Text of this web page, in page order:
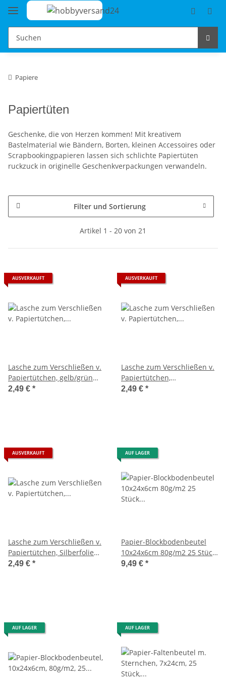
Papiere
Papiertüten
Geschenke, die von Herzen kommen! Mit kreativem
Bastelmaterial wie Bändern, Borten, kleinen Accessoires oder
Scrapbookingpapieren lassen sich schlichte Papiertüten
ruckzuck in originelle Geschenkverpackungen verwandeln.
Filter und Sortierung
Artikel 1 - 20 von 21
AUSVERKAUFT
Lasche zum Verschließen v.
Papiertütchen, gelb/grün
Dreieck, SB-Btl 10Stück
2,49 € *
AUSVERKAUFT
Lasche zum Verschließen v.
Papiertütchen,
schwarz/weiß gezackt, SB-
2,49 € *
AUSVERKAUFT
Lasche zum Verschließen v.
Papiertütchen, Silberfolie
mit Sternen, SB-Btl 10Stück
2,49 € *
AUF LAGER
Papier-Blockbodenbeutel
10x24x6cm 80g/m2 25 Stück
schwarz
9,49 € *
AUF LAGER AUF LAGER